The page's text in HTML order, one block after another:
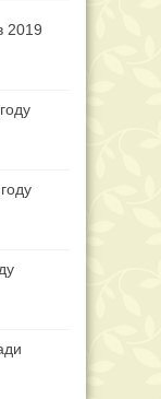
2019